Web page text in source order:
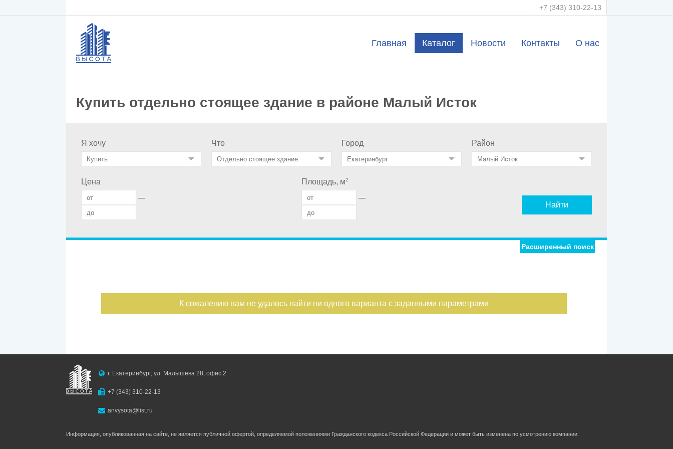
+7 (343) 310-22-13
Главная Каталог Новости Контакты О нас
Купить отдельно стоящее здание в районе Малый Исток
Я хочу Что Город Район
Цена
—
Площадь, м2
—
Найти
Номер объекта
Расширенный поиск
К сожалению нам не удалось найти ни одного варианта с заданными параметрами
г. Екатеринбург, ул. Малышева 28, офис 2
+7 (343) 310-22-13
anvysota@list.ru
Информация, опубликованная на сайте, не является публичной офертой, определяемой положениями Гражданского кодекса Российской Федерации и может быть изменена по усмотрению компании.